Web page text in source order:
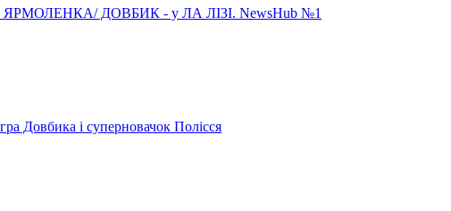
ДОВБИК - у ЛА ЛІЗІ. NewsHub №1
Довбика і суперновачок Полісся